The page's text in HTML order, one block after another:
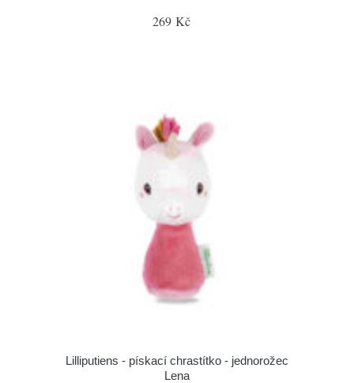
269 Kč
Lilliputiens - pískací chrastítko - jednorožec
Lena